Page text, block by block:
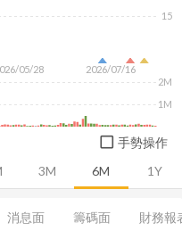
3M 6M 1Y
05/28 2026/07/16
15
1M
2M
手勢操作
消息面 籌碼面 財務報